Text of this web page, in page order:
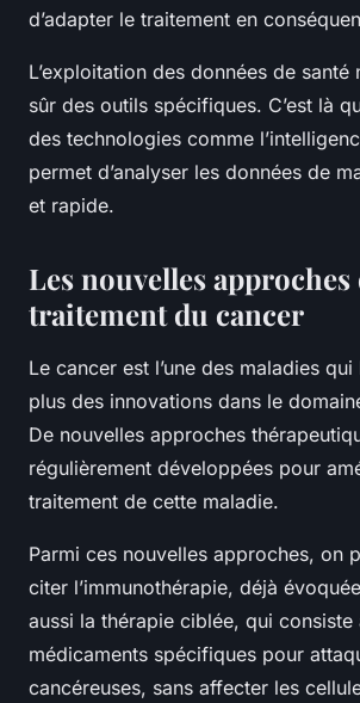
d’adapter le traitement en
L’exploitation des données de santé
sûr des outils spécifiques. C’est là
des technologies comme
permet d’analyser les données de
et rapide.
Les nouvelles approches
traitement du cancer
Le cancer est l’une des maladies
plus des innovations dans le
De nouvelles approches
régulièrement développées pour
traitement de cette maladie.
Parmi ces nouvelles approches, on
citer l’immunothérapie, déjà
aussi la thérapie ciblée, qui consiste
médicaments spécifiques pour
cancéreuses, sans affecter les